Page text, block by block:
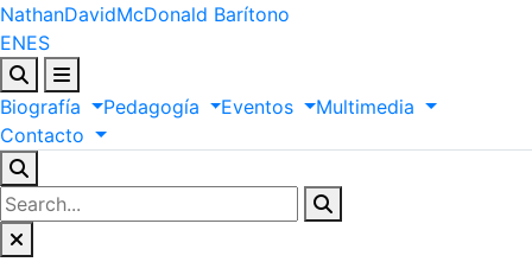
NathanDavidMcDonald Barítono
ENES
Biografía Pedagogía Eventos
Multimedia
Contacto